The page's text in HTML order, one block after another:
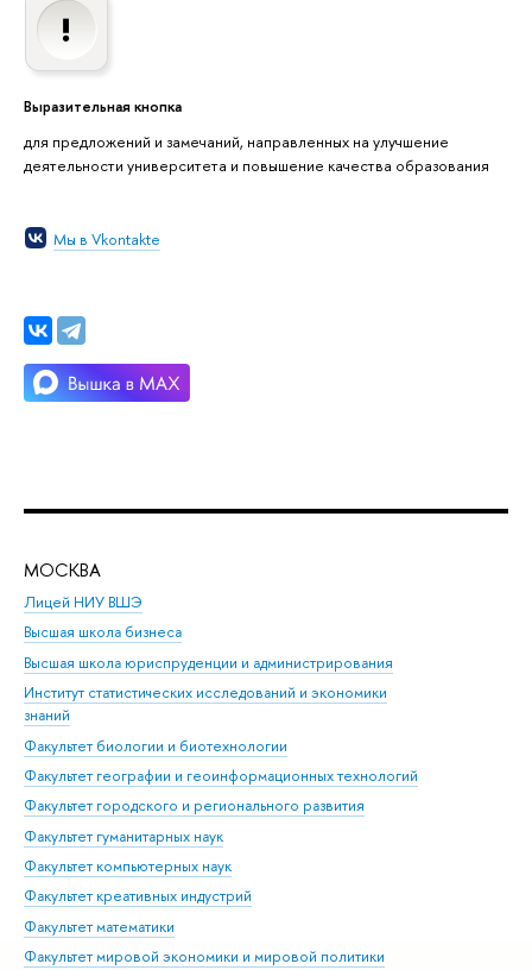
Выразительная кнопка
для предложений и замечаний, направленных на улучшение
деятельности университета и повышение качества образования
Мы в Vkontakte
МОСКВА
Лицей НИУ ВШЭ
Высшая школа бизнеса
Высшая школа юриспруденции и администрирования
Институт статистических исследований и экономики
знаний
Факультет биологии и биотехнологии
Факультет географии и геоинформационных технологий
Факультет городского и регионального развития
Факультет гуманитарных наук
Факультет компьютерных наук
Факультет креативных индустрий
Факультет математики
Факультет мировой экономики и мировой политики